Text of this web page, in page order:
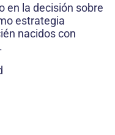
en la decisión sobre
estrategia
nacidos con